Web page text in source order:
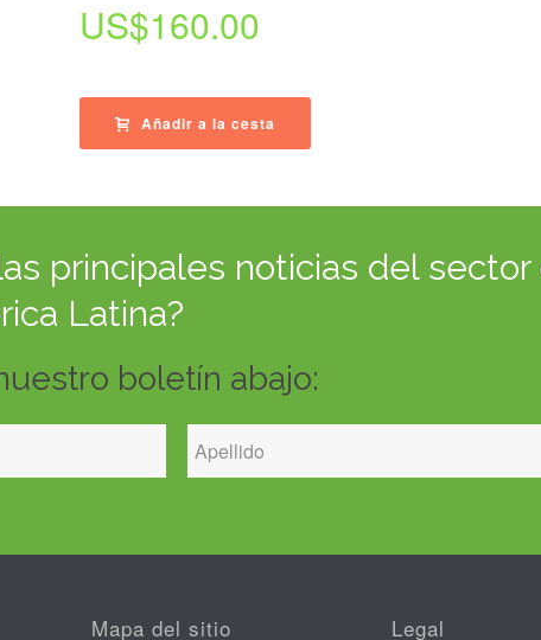
US$160.00
Añadir a la cesta
principales noticias del
Latina?
boletín abajo:
Mapa del sitio Legal